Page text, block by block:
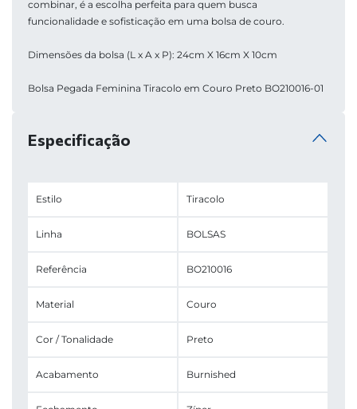
combinar, é a escolha perfeita para quem busca
funcionalidade e sofisticação em uma bolsa de couro.
Dimensões da bolsa (L x A x P): 24cm X 16cm X 10cm
Bolsa Pegada Feminina Tiracolo em Couro Preto BO210016-01
Especificação
Estilo Tiracolo
Linha BOLSAS
Referência BO210016
Material Couro
Cor / Tonalidade Preto
Acabamento Burnished